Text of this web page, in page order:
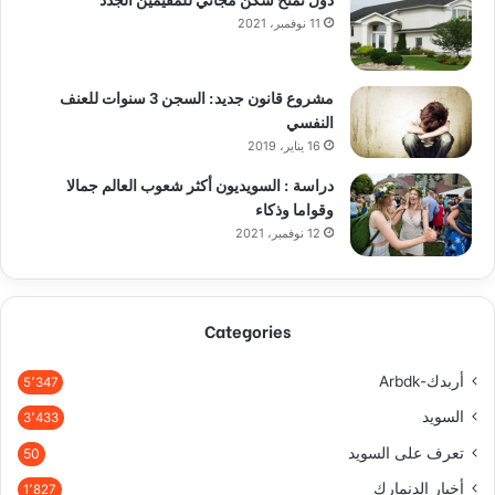
11 نوفمبر، 2021
مشروع قانون جديد: السجن 3 سنوات للعنف
النفسي
16 يناير، 2019
دراسة : السويديون أكثر شعوب العالم جمالا
وقواما وذكاء
12 نوفمبر، 2021
Categories
أربدك-Arbdk 5٬347
السويد 3٬433
تعرف على السويد 50
أخبار الدنمارك 1٬827